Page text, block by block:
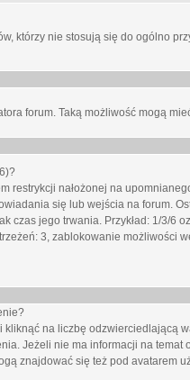
którzy nie stosują się do ogólno
forum. Taką możliwość mogą
restrykcji nałożonej na
się lub wejścia na forum.
czas jego trwania. Przykład: 1/3/6
3, zablokowanie możliwości
na liczbę odzwierciedlającą
Jeżeli nie ma informacji na temat
znajdować się też pod avatarem